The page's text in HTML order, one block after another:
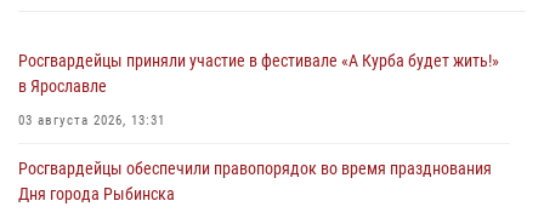
Росгвардейцы приняли участие в фестивале «А Курба будет жить!»
в Ярославле
03 августа 2026, 13:31
Росгвардейцы обеспечили правопорядок во время празднования
Дня города Рыбинска